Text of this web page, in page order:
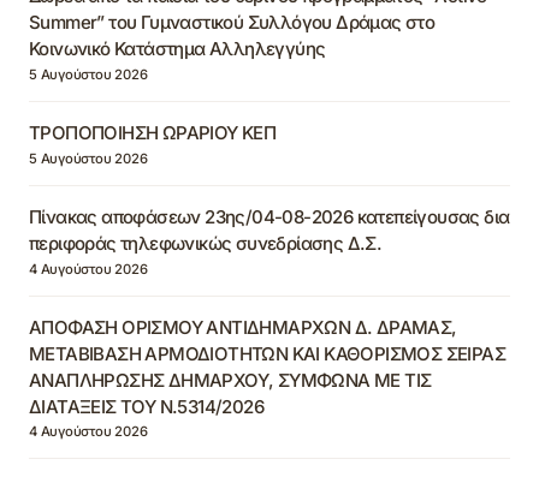
Summer” του Γυμναστικού Συλλόγου Δράμας στο
Κοινωνικό Κατάστημα Αλληλεγγύης
5 Αυγούστου 2026
ΤΡΟΠΟΠΟΙΗΣΗ ΩΡΑΡΙΟΥ ΚΕΠ
5 Αυγούστου 2026
Πίνακας αποφάσεων 23ης/04-08-2026 κατεπείγουσας δια
περιφοράς τηλεφωνικώς συνεδρίασης Δ.Σ.
4 Αυγούστου 2026
ΑΠΟΦΑΣΗ ΟΡΙΣΜΟΥ ΑΝΤΙΔΗΜΑΡΧΩΝ Δ. ΔΡΑΜΑΣ,
ΜΕΤΑΒΙΒΑΣΗ ΑΡΜΟΔΙΟΤΗΤΩΝ ΚΑΙ ΚΑΘΟΡΙΣΜΟΣ ΣΕΙΡΑΣ
ΑΝΑΠΛΗΡΩΣΗΣ ΔΗΜΑΡΧΟΥ, ΣΥΜΦΩΝΑ ΜΕ ΤΙΣ
ΔΙΑΤΑΞΕΙΣ ΤΟΥ Ν.5314/2026
4 Αυγούστου 2026